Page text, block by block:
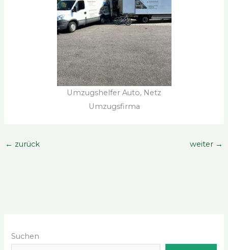
Umzugshelfer Auto, Netz
Umzugsfirma
← zurück weiter →
Suchen